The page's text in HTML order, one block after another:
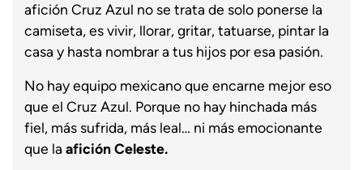
afición Cruz Azul no se trata de solo ponerse la
camiseta, es vivir, llorar, gritar, tatuarse, pintar la
casa y hasta nombrar a tus hijos por esa pasión.
No hay equipo mexicano que encarne mejor eso
que el Cruz Azul. Porque no hay hinchada más
fiel, más sufrida, más leal… ni más emocionante
que la afición Celeste.